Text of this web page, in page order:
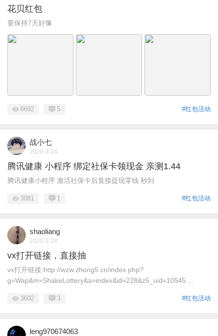
花贝红包
要保持7天好像
#红包活动
6692 5
战小七
2020-3-24
腾讯健康 小程序 绑定社保卡领现金 亲测1.44
腾讯健康小程序 激活社保卡后直接提现零钱 秒到
#红包活动
3081 1
shaoliang
2020-3-24
vx打开链接，直接抽
vx打开链接:http://wzw.zhong5.cn/index.php?
g=Wap&m=ShakeLottery&a=index&id=228&z5_uid=10545 ...
#红包活动
3602 3
leng970674063